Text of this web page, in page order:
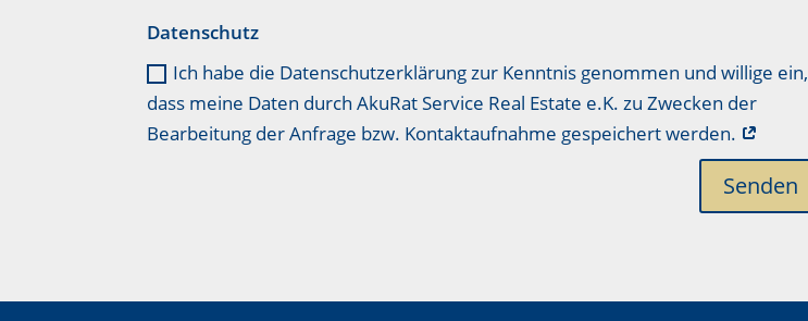
Datenschutz
Ich habe die Datenschutzerklärung zur Kenntnis genommen und willige ein,
dass meine Daten durch AkuRat Service Real Estate e.K. zu Zwecken der
Bearbeitung der Anfrage bzw. Kontaktaufnahme gespeichert werden.
Senden